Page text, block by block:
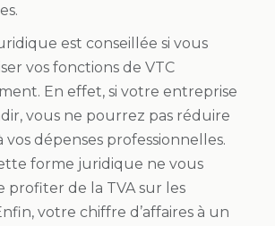
est conseillée si vous
vos fonctions de VTC
En effet, si votre entreprise
vous ne pourrez pas réduire
vos dépenses professionnelles.
forme juridique ne vous
profiter de la TVA sur les
votre chiffre d’affaires à un